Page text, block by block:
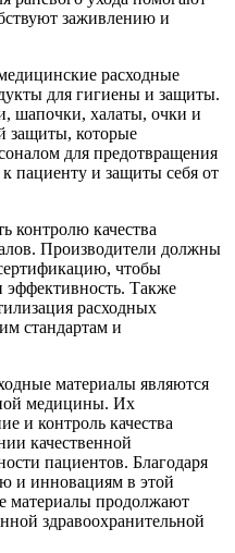
заживлению и
расходные
для гигиены и защиты.
шапочки, халаты, очки и
защиты, которые
для предотвращения
пациенту и защиты себя от
контролю качества
Производители должны
чтобы
эффективность. Также
расходных
стандартам и
материалы являются
медицины. Их
и контроль качества
качественной
пациентов. Благодаря
и инновациям в этой
материалы продолжают
здравоохранительной